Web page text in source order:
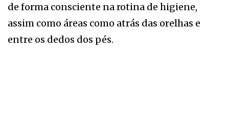
de forma consciente na rotina de higiene,
assim como áreas como atrás das orelhas e
entre os dedos dos pés.